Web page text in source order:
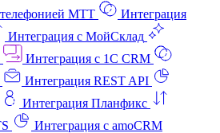
МТТ
Интеграция
Интеграция с МойСклад
Интеграция с 1C CRM
Интеграция REST API
Интеграция Планфикс
Интеграция с amoCRM